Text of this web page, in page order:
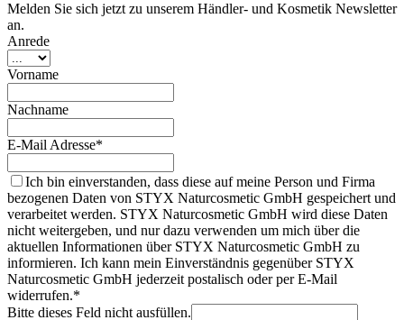
Melden Sie sich jetzt zu unserem Händler- und Kosmetik Newsletter
an.
Anrede
Vorname
Nachname
E-Mail Adresse*
Ich bin einverstanden, dass diese auf meine Person und Firma
bezogenen Daten von STYX Naturcosmetic GmbH gespeichert und
verarbeitet werden. STYX Naturcosmetic GmbH wird diese Daten
nicht weitergeben, und nur dazu verwenden um mich über die
aktuellen Informationen über STYX Naturcosmetic GmbH zu
informieren. Ich kann mein Einverständnis gegenüber STYX
Naturcosmetic GmbH jederzeit postalisch oder per E-Mail
widerrufen.*
Bitte dieses Feld nicht ausfüllen.